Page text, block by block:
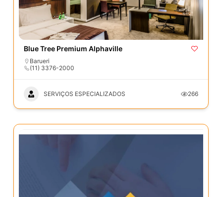
Blue Tree Premium Alphaville
Barueri
(11) 3376-2000
SERVIÇOS ESPECIALIZADOS 266